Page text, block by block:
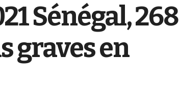
ago Sénégal, 268
graves en